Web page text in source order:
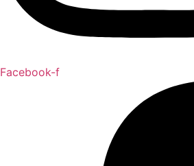
Facebook-f